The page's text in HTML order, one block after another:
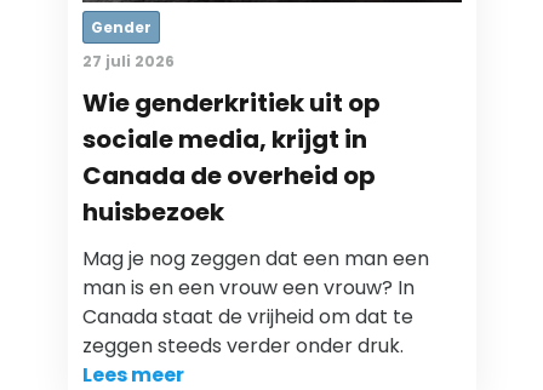
Gender
27 juli 2026
Wie genderkritiek uit op
sociale media, krijgt in
Canada de overheid op
huisbezoek
Mag je nog zeggen dat een man een
man is en een vrouw een vrouw? In
Canada staat de vrijheid om dat te
zeggen steeds verder onder druk.
Lees meer